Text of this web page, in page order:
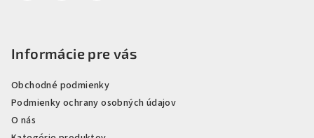
Informácie pre vás
Obchodné podmienky
Podmienky ochrany osobných údajov
O nás